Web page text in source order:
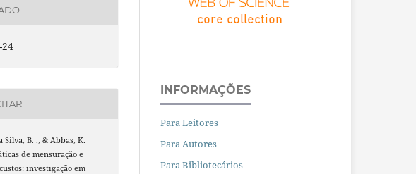
24
Silva, B. ., & Abbas, K.
de mensuração e
investigação em
INFORMAÇÕES
Para Leitores
Para Autores
Para Bibliotecários